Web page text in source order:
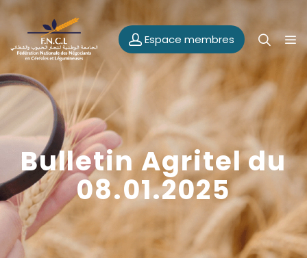
Espace membres
Bulletin Agritel du
08.01.2025